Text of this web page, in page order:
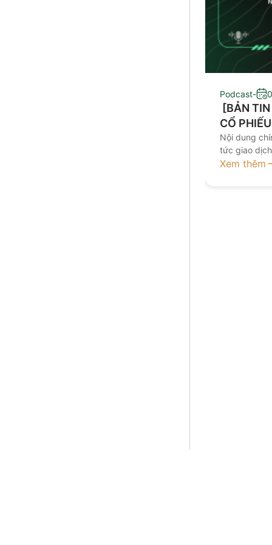
Podcast-
[BẢN
CỔ
Nội dung
tức giao
đầu tư Kính
Xem thêm